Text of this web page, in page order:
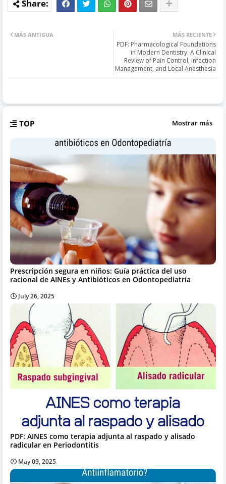
MÁS RECIENTE
PDF: Pharmacological Foundations
in Modern Dentistry: A Clinical
Review of Pain Control, Infection
Management, and Local Anesthesia
MÁS ANTIGUA
TOP Mostrar más
Prescripción segura en niños: Guía práctica del uso
racional de AINEs y Antibióticos en Odontopediatría
July 26, 2025
PDF: AINES como terapia adjunta al raspado y alisado
radicular en Periodontitis
May 09, 2025